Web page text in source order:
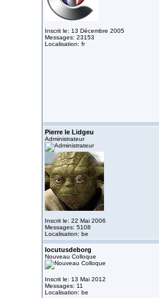
Inscrit le: 13 Décembre 2005
Messages: 23153
Localisation: fr
Pierre le Lidgeu
Administrateur
Inscrit le: 22 Mai 2006
Messages: 5108
Localisation: be
locutusdeborg
Nouveau Colloque
Inscrit le: 13 Mai 2012
Messages: 11
Localisation: be